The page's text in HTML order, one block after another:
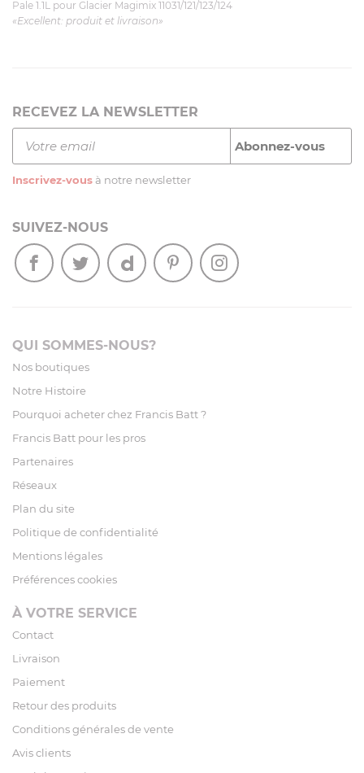
Pale 1.1L pour Glacier Magimix 11031/121/123/124
«Excellent: produit et livraison»
RECEVEZ LA NEWSLETTER
Inscrivez-vous à notre newsletter
SUIVEZ-NOUS
QUI SOMMES-NOUS?
Nos boutiques
Notre Histoire
Pourquoi acheter chez Francis Batt ?
Francis Batt pour les pros
Partenaires
Réseaux
Plan du site
Politique de confidentialité
Mentions légales
Préférences cookies
À VOTRE SERVICE
Contact
Livraison
Paiement
Retour des produits
Conditions générales de vente
Avis clients